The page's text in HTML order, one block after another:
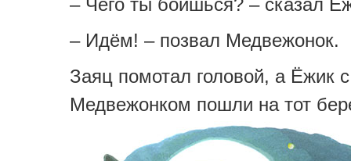
– Чего ты боишься? – сказал
– Идём! – позвал Медвежонок.
Заяц помотал головой, а Ёжик с
Медвежонком пошли на тот